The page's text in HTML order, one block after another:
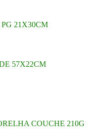
21X30CM
57X22CM
COUCHE 210G